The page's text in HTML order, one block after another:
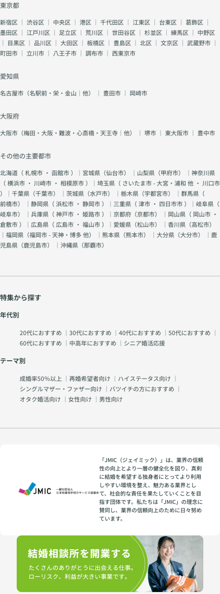
東京都
新宿区 ｜ 渋谷区 ｜ 中央区 ｜ 港区 ｜ 千代田区 ｜ 江東区 ｜ 台東区 ｜ 葛飾区 ｜
墨田区 ｜ 江戸川区 ｜ 足立区 ｜ 荒川区 ｜ 世田谷区 ｜ 杉並区 ｜ 練馬区 ｜ 中野区
｜ 目黒区 ｜ 品川区 ｜ 大田区 ｜ 板橋区 ｜ 豊島区 ｜ 北区 ｜ 文京区 ｜ 武蔵野市 ｜
町田市 ｜ 立川市 ｜ 八王子市 ｜ 調布市 ｜ 西東京市
愛知県
名古屋市（名駅前・栄・金山｜他） ｜ 豊田市 ｜ 岡崎市
大阪府
大阪市（梅田・大阪・難波・心斎橋・天王寺｜他） ｜ 堺市 ｜ 東大阪市 ｜ 豊中市
その他の主要都市
北海道（札幌市 ・ 函館市）｜宮城県（仙台市） ｜山梨県（甲府市） ｜神奈川県
（横浜市 ・ 川崎市 ・ 相模原市）｜埼玉県（ さいたま市 - 大宮・浦和 他 ・ 川口市
）｜千葉県（千葉市） ｜茨城県（水戸市） ｜栃木県（宇都宮市） ｜群馬県（
前橋市） ｜静岡県（浜松市 ・ 静岡市）｜三重県（津市 ・ 四日市市）｜岐阜県（
岐阜市） ｜兵庫県（神戸市 ・ 姫路市）｜京都府（京都市） ｜岡山県（ 岡山市 ・
倉敷市）｜広島県（ 広島市 ・ 福山市）｜愛媛県（松山市） ｜香川県（高松市）
｜福岡県（福岡市 - 天神・博多 他） ｜熊本県（熊本市） ｜大分県（大分市） ｜鹿
児島県（鹿児島市） ｜沖縄県（那覇市）
特集から探す
年代別
20代におすすめ ｜ 30代におすすめ ｜ 40代におすすめ ｜ 50代におすすめ ｜
60代におすすめ ｜ 中高年におすすめ ｜ シニア婚活応援
テーマ別
成婚率50％以上 ｜ 再婚希望者向け ｜ ハイステータス向け ｜
シングルマザー・ファザー向け ｜ バツイチの方におすすめ ｜
オタク婚活向け ｜ 女性向け ｜ 男性向け
「JMIC（ジェイミック）」は、業界の信頼
性の向上とより一層の健全化を図り、真剣
に結婚を希望する独身者にとってより利用
しやすい環境を整え、魅力ある業界とし
て、社会的な責任を果たしていくことを目
指す団体です。私たちは「JMIC」の理念に
賛同し、業界の信頼向上のために日々努め
ています。